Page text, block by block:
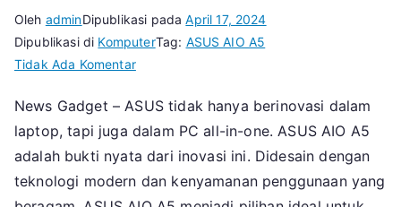
Oleh adminDipublikasi padaApril 17, 2024
Dipublikasi di KomputerTag: ASUS AIO A5
Tidak Ada Komentarpada
AIO
A5,
PC
Premium
Fitur
News Gadget – ASUS tidak hanya berinovasi dalam
laptop, tapi juga dalam PC all-in-one. ASUS AIO A5
adalah bukti nyata dari inovasi ini. Didesain dengan
teknologi modern dan kenyamanan penggunaan yang